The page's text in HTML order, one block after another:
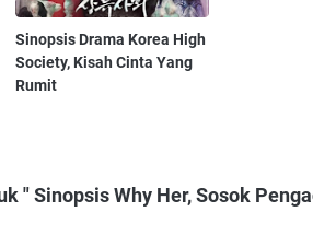
Sinopsis Drama Korea High
Society, Kisah Cinta Yang
Rumit
" Sinopsis Why Her, Sosok